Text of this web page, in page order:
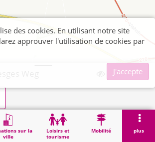
sur la
ville
Loisirs et
tourisme
Mobilité plus
Weg
Pattern Moesges Weg
des cookies. En utilisant notre site
approuver l'utilisation de cookies par
J'accepte